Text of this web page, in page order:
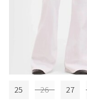
25 26 27